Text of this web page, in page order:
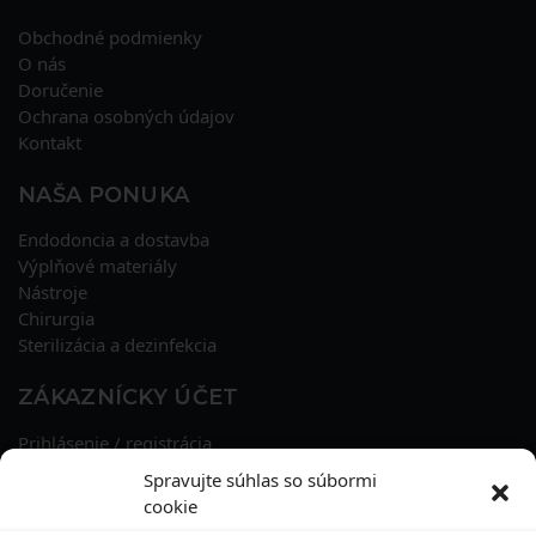
Spravujte súhlas so súbormi
cookie
Obchodné podmienky
O nás
Doručenie
Ochrana osobných údajov
Kontakt
NAŠA PONUKA
Endodoncia a dostavba
Výplňové materiály
Nástroje
Chirurgia
Sterilizácia a dezinfekcia
ZÁKAZNÍCKY ÚČET
Prihlásenie / registrácia